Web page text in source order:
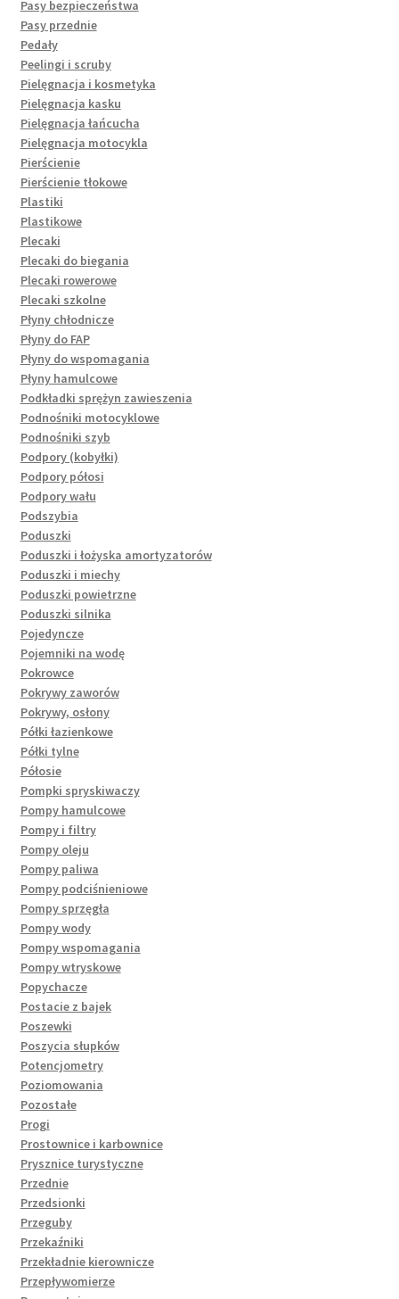
Pasy bezpieczeństwa
Pasy przednie
Pedały
Peelingi i scruby
Pielęgnacja i kosmetyka
Pielęgnacja kasku
Pielęgnacja łańcucha
Pielęgnacja motocykla
Pierścienie
Pierścienie tłokowe
Plastiki
Plastikowe
Plecaki
Plecaki do biegania
Plecaki rowerowe
Plecaki szkolne
Płyny chłodnicze
Płyny do FAP
Płyny do wspomagania
Płyny hamulcowe
Podkładki sprężyn zawieszenia
Podnośniki motocyklowe
Podnośniki szyb
Podpory (kobyłki)
Podpory półosi
Podpory wału
Podszybia
Poduszki
Poduszki i łożyska amortyzatorów
Poduszki i miechy
Poduszki powietrzne
Poduszki silnika
Pojedyncze
Pojemniki na wodę
Pokrowce
Pokrywy zaworów
Pokrywy, osłony
Półki łazienkowe
Półki tylne
Półosie
Pompki spryskiwaczy
Pompy hamulcowe
Pompy i filtry
Pompy oleju
Pompy paliwa
Pompy podciśnieniowe
Pompy sprzęgła
Pompy wody
Pompy wspomagania
Pompy wtryskowe
Popychacze
Postacie z bajek
Poszewki
Poszycia słupków
Potencjometry
Poziomowania
Pozostałe
Progi
Prostownice i karbownice
Prysznice turystyczne
Przednie
Przedsionki
Przeguby
Przekaźniki
Przekładnie kierownicze
Przepływomierze